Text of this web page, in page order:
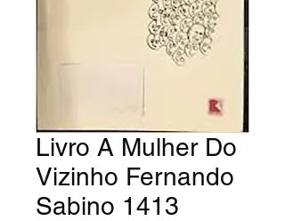
Livro A Mulher Do
Vizinho Fernando
Sabino 1413